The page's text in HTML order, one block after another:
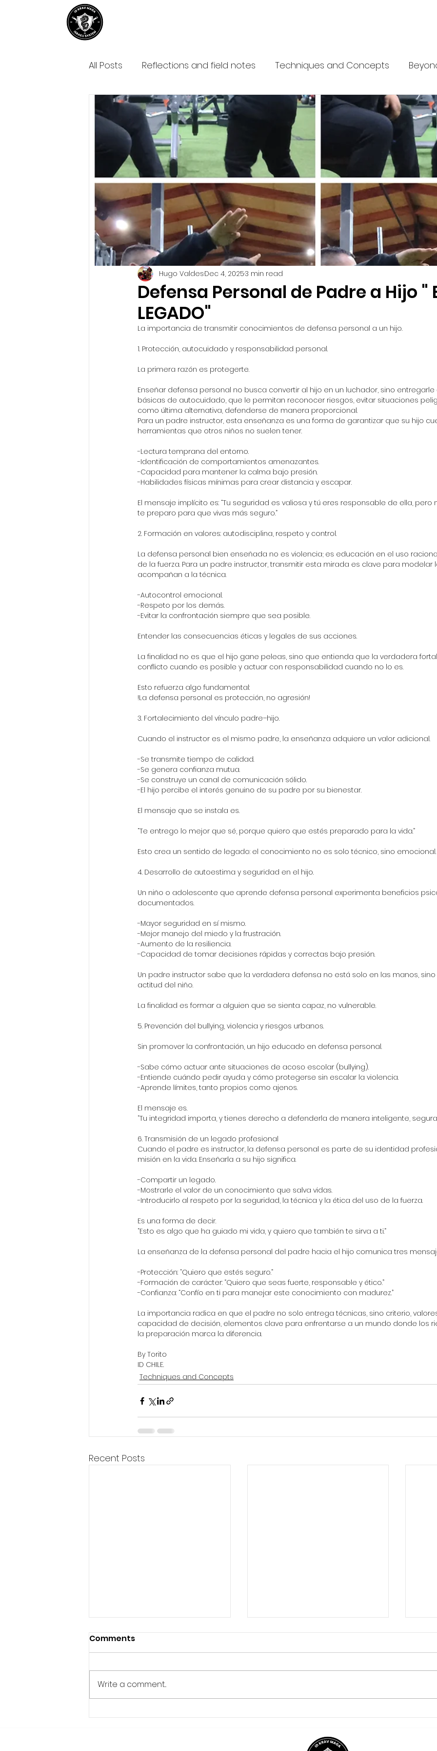
All Posts Reflections and field notes Techniques and Concepts
Defensa Personal de Padre a Hijo "
LEGADO"
Hugo ValdesDec 4, 20253 min read
La importancia de transmitir conocimientos de defensa personal a un hijo.
1. Protección, autocuidado y responsabilidad personal.
La primera razón es protegerte.
Enseñar defensa personal no busca convertir al hijo en un luchador, sino
básicas de autocuidado, que le permitan reconocer riesgos, evitar situaciones
como última alternativa, defenderse de manera proporcional.
Para un padre instructor, esta enseñanza es una forma de garantizar que su hijo
herramientas que otros niños no suelen tener.
-Lectura temprana del entorno.
-Identificación de comportamientos amenazantes.
-Capacidad para mantener la calma bajo presión.
-Habilidades físicas mínimas para crear distancia y escapar.
El mensaje implícito es: “Tu seguridad es valiosa y tú eres responsable de ella, pero
te preparo para que vivas más seguro.”
2. Formación en valores: autodisciplina, respeto y control.
La defensa personal bien enseñada no es violencia; es educación en el uso
de la fuerza. Para un padre instructor, transmitir esta mirada es clave para modelar
acompañan a la técnica.
-Autocontrol emocional.
-Respeto por los demás.
-Evitar la confrontación siempre que sea posible.
Entender las consecuencias éticas y legales de sus acciones.
La finalidad no es que el hijo gane peleas, sino que entienda que la verdadera
conflicto cuando es posible y actuar con responsabilidad cuando no lo es.
Esto refuerza algo fundamental:
!La defensa personal es protección, no agresión!
3. Fortalecimiento del vínculo padre–hijo.
Cuando el instructor es el mismo padre, la enseñanza adquiere un valor adicional.
-Se transmite tiempo de calidad.
-Se genera confianza mutua.
-Se construye un canal de comunicación sólido.
-El hijo percibe el interés genuino de su padre por su bienestar.
El mensaje que se instala es.
“Te entrego lo mejor que sé, porque quiero que estés preparado para la vida.”
Esto crea un sentido de legado: el conocimiento no es solo técnico, sino emocional.
4. Desarrollo de autoestima y seguridad en el hijo.
Un niño o adolescente que aprende defensa personal experimenta beneficios
documentados.
-Mayor seguridad en sí mismo.
-Mejor manejo del miedo y la frustración.
-Aumento de la resiliencia.
-Capacidad de tomar decisiones rápidas y correctas bajo presión.
Un padre instructor sabe que la verdadera defensa no está solo en las manos,
actitud del niño.
La finalidad es formar a alguien que se sienta capaz, no vulnerable.
5. Prevención del bullying, violencia y riesgos urbanos.
Sin promover la confrontación, un hijo educado en defensa personal.
-Sabe cómo actuar ante situaciones de acoso escolar (bullying).
-Entiende cuándo pedir ayuda y cómo protegerse sin escalar la violencia.
-Aprende límites, tanto propios como ajenos.
El mensaje es.
“Tu integridad importa, y tienes derecho a defenderla de manera inteligente,
6. Transmisión de un legado profesional
Cuando el padre es instructor, la defensa personal es parte de su identidad
misión en la vida. Enseñarla a su hijo significa.
-Compartir un legado.
-Mostrarle el valor de un conocimiento que salva vidas.
-Introducirlo al respeto por la seguridad, la técnica y la ética del uso de la fuerza.
Es una forma de decir.
“Esto es algo que ha guiado mi vida, y quiero que también te sirva a ti.”
La enseñanza de la defensa personal del padre hacia el hijo comunica tres
-Protección: “Quiero que estés seguro.”
-Formación de carácter: “Quiero que seas fuerte, responsable y ético.”
-Confianza: “Confío en ti para manejar este conocimiento con madurez.”
La importancia radica en que el padre no solo entrega técnicas, sino criterio,
capacidad de decisión, elementos clave para enfrentarse a un mundo donde los
la preparación marca la diferencia.
By Torito
ID CHILE.
Techniques and Concepts
Recent Posts
Teaching Is Part of the
The Right, the Need, and
Comments
Write a comment...